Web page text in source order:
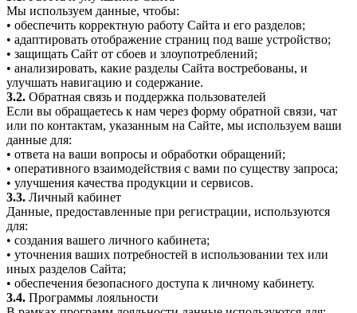
Мы используем данные, чтобы:
• обеспечить корректную работу Сайта и его разделов;
• адаптировать отображение страниц под ваше устройство;
• защищать Сайт от сбоев и злоупотреблений;
• анализировать, какие разделы Сайта востребованы, и
улучшать навигацию и содержание.
3.2. Обратная связь и поддержка пользователей
Если вы обращаетесь к нам через форму обратной связи, чат
или по контактам, указанным на Сайте, мы используем ваши
данные для:
• ответа на ваши вопросы и обработки обращений;
• оперативного взаимодействия с вами по существу запроса;
• улучшения качества продукции и сервисов.
3.3. Личный кабинет
Данные, предоставленные при регистрации, используются
для:
• создания вашего личного кабинета;
• уточнения ваших потребностей в использовании тех или
иных разделов Сайта;
• обеспечения безопасного доступа к личному кабинету.
3.4. Программы лояльности